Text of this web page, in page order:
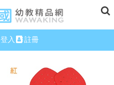
登入 註冊